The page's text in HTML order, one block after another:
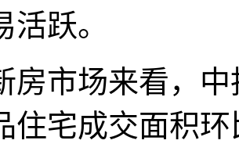
跃。
市场来看，中
住宅成交面积